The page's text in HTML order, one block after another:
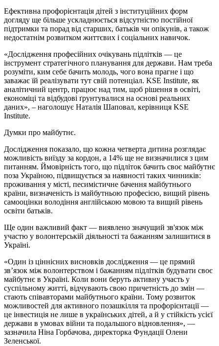
Ефективна профорієнтація дітей з інституційних форм
догляду ще більше ускладнюється відсутністю постійної
підтримки та порад від старших, батьків чи опікунів, а також
недостатнім розвитком життєвих і соціальних навичок.
«Дослідження професійних очікувань підлітків — це
інструмент стратегічного планування для держави. Нам треба
розуміти, ким себе бачить молодь, чого вона прагне і що
заважає їй реалізувати тут свій потенціал. KSE Institute, як
аналітичний центр, працює над тим, щоб рішення в освіті,
економіці та відбудові ґрунтувалися на основі реальних
даних», – наголошує Наталія Шаповал, керівниця KSE
Institute.
Думки про майбутнє.
Дослідження показало, що кожна четверта дитина розглядає
можливість виїзду за кордон, а 14% ще не визначилися з цим
питанням. Ймовірність того, що підліток бачить своє майбутнє
поза Україною, підвищується за наявності таких чинників:
проживання у місті, песимістичне бачення майбутнього
країни, визначеність із майбутньою професією, вищий рівень
самооцінки володіння англійською мовою та вищий рівень
освіти батьків.
Ще один важливий факт — виявлено значущий зв'язок між
участю у волонтерській діяльності та бажанням залишитися в
Україні.
«Один із ціннісних висновків дослідження — це прямий
зв’язок між волонтерством і бажанням підлітків будувати своє
майбутнє в Україні. Коли вони беруть активну участь у
суспільному житті, відчувають свою причетність до змін —
стають співавторами майбутнього країни. Тому розвиток
можливостей для активного позашкілля та профорієнтації —
це інвестиція не лише в українських дітей, а й у стійкість усієї
держави в умовах війни та подальшого відновлення», —
зазначила Ніна Горбачова, директорка Фундації Олени
Зеленської.